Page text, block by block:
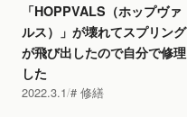
「HOPPVALS（ホップヴァ
ルス）」が壊れてスプリング
が飛び出したので自分で修理
した
2022.3.1 修繕